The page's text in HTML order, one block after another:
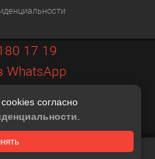
согласно
17 19
WhatsApp
Digital Web